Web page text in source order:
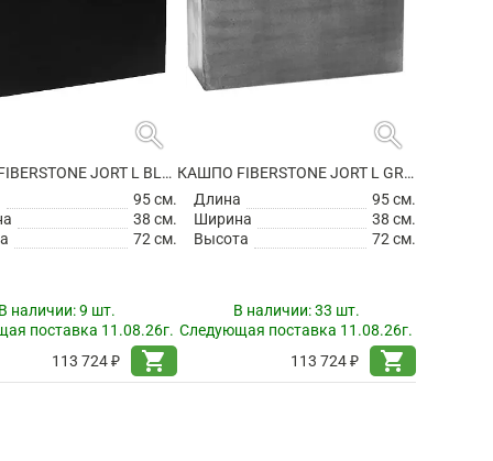
search
КАШПО FIBERSTONE JORT L BLACK
95 см.
38 см.
72 см.
наличии:9 шт.
поставка 11.08.26г.
113 724 ₽
shopping_cart
search
КАШПО FIBERSTONE JORT L GREY
Длина
95 см.
Ширина
38 см.
Высота
72 см.
В наличии:33 шт.
Следующая поставка 11.08.26г.
113 724 ₽
shopping_cart